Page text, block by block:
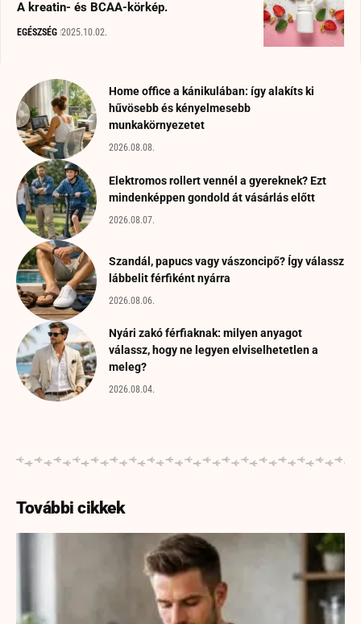
A kreatin- és BCAA-körkép.
EGÉSZSÉG 2025.10.02.
Home office a kánikulában: így alakíts ki
hűvösebb és kényelmesebb
munkakörnyezetet
2026.08.08.
Elektromos rollert vennél a gyereknek? Ezt
mindenképpen gondold át vásárlás előtt
2026.08.07.
Szandál, papucs vagy vászoncipő? Így válassz
lábbelit férfiként nyárra
2026.08.06.
Nyári zakó férfiaknak: milyen anyagot
válassz, hogy ne legyen elviselhetetlen a
meleg?
2026.08.04.
További cikkek